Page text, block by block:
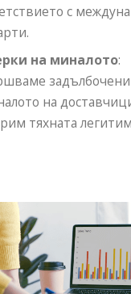
с
на миналото:
на
тяхната